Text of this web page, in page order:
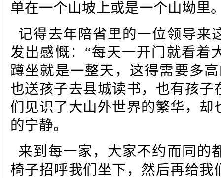
单在一个山坡上或是一个山坳里
记得去年陪省里的一位领导来
发出感慨：“每天一开门就看着
蹲坐就是一整天，这得需要多
也送孩子去县城读书，也有孩子
们见识了大山外世界的繁华，却
的宁静。
来到每一家，大家不约而同的
椅子招呼我们坐下，然后再给我